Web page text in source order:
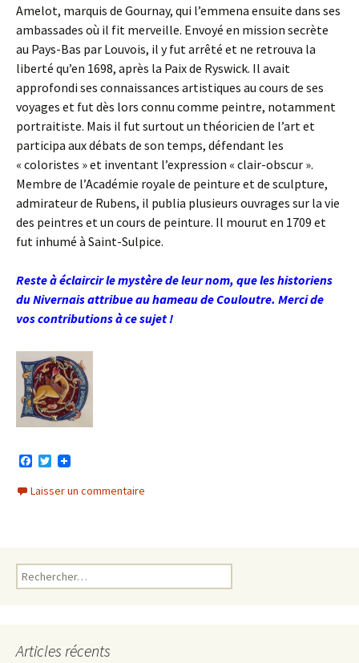
Amelot, marquis de Gournay, qui l’emmena ensuite dans ses
ambassades où il fit merveille. Envoyé en mission secrète
au Pays-Bas par Louvois, il y fut arrêté et ne retrouva la
liberté qu’en 1698, après la Paix de Ryswick. Il avait
approfondi ses connaissances artistiques au cours de ses
voyages et fut dès lors connu comme peintre, notamment
portraitiste. Mais il fut surtout un théoricien de l’art et
participa aux débats de son temps, défendant les
« coloristes » et inventant l’expression « clair-obscur ».
Membre de l’Académie royale de peinture et de sculpture,
admirateur de Rubens, il publia plusieurs ouvrages sur la vie
des peintres et un cours de peinture. Il mourut en 1709 et
fut inhumé à Saint-Sulpice.
Reste à éclaircir le mystère de leur nom, que les historiens
du Nivernais attribue au hameau de Couloutre. Merci de
vos contributions à ce sujet !
c
e
T
i
t
Laisser un commentaire
Rechercher :
Articles récents